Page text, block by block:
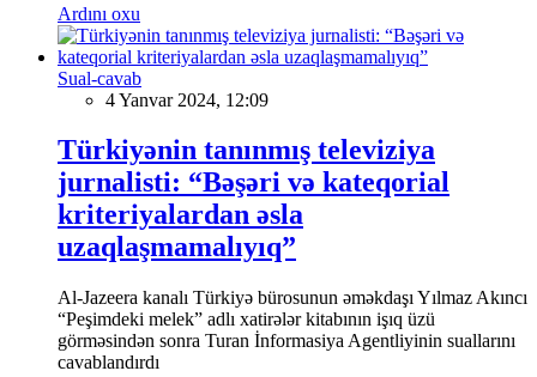
Ardını oxu
Sual-cavab
4 Yanvar 2024, 12:09
Türkiyənin tanınmış televiziya
jurnalisti: “Bəşəri və kateqorial
kriteriyalardan əsla
uzaqlaşmamalıyıq”
Al-Jazeera kanalı Türkiyə bürosunun əməkdaşı Yılmaz Akıncı
“Peşimdeki melek” adlı xatirələr kitabının işıq üzü
görməsindən sonra Turan İnformasiya Agentliyinin suallarını
cavablandırdı